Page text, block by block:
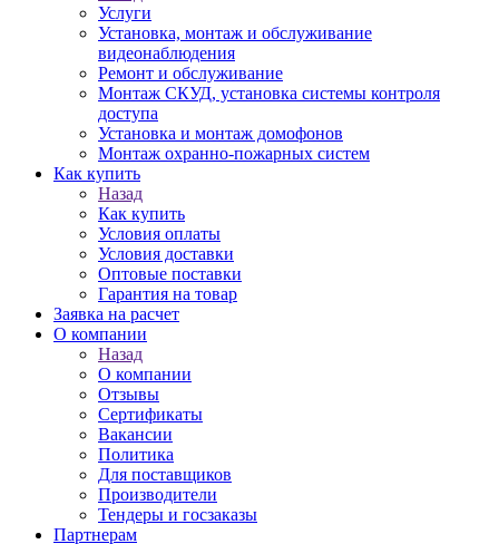
Услуги
Установка, монтаж и обслуживание
видеонаблюдения
Ремонт и обслуживание
Монтаж СКУД, установка системы контроля
доступа
Установка и монтаж домофонов
Монтаж охранно-пожарных систем
Как купить
Назад
Как купить
Условия оплаты
Условия доставки
Оптовые поставки
Гарантия на товар
Заявка на расчет
О компании
Назад
О компании
Отзывы
Сертификаты
Вакансии
Политика
Для поставщиков
Производители
Тендеры и госзаказы
Партнерам